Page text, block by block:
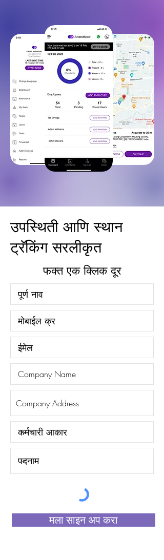
उपस्थिती आणि स्थान
ट्रॅकिंग सरलीकृत
फक्त एक क्लिक दूर
मला साइन अप करा